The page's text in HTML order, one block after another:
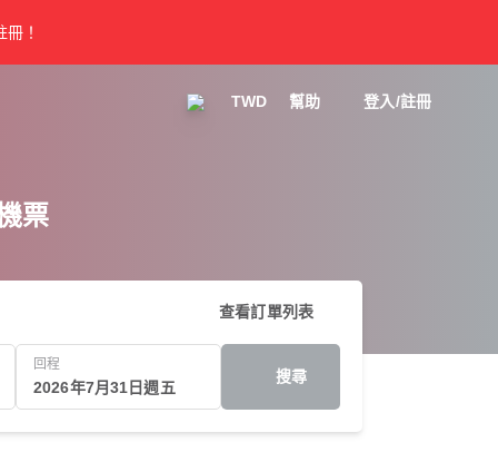
！
TWD 幫助 登入/註冊
票
查看訂單列表
回程
2026年7月31日週五
搜尋